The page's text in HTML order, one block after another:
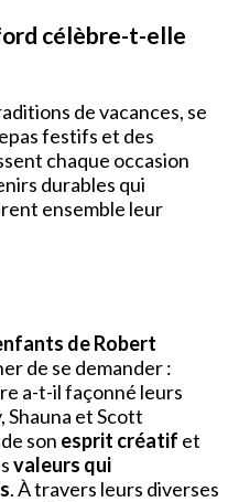
célèbre-t-elle
de vacances, se
festifs et des
chaque occasion
durables qui
ensemble leur
de Robert
de se demander :
a-t-il façonné leurs
Shauna et Scott
son esprit créatif et
valeurs qui
. À travers leurs diverses